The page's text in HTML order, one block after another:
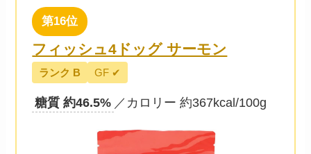
第16位
フィッシュ4ドッグ サーモン
ランク B GF ✔
糖質 約46.5% ／カロリー 約367kcal/100g